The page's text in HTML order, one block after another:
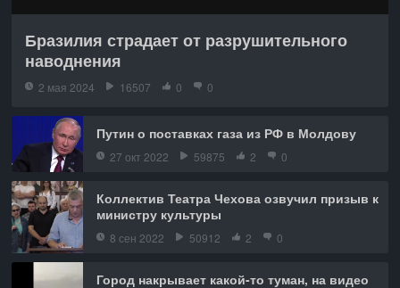
Бразилия страдает от разрушительного
наводнения
2 мая 2024 16507 0 0
Путин о поставках газа из РФ в Молдову
27 окт 2022 59875 2 0
Коллектив Театра Чехова озвучил призыв к
министру культуры
8 сен 2022 50912 2 0
Город накрывает какой-то туман, на видео